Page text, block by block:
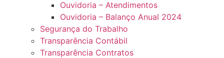
Ouvidoria – Atendimentos
Ouvidoria – Balanço Anual 2024
Segurança do Trabalho
Transparência Contábil
Transparência Contratos